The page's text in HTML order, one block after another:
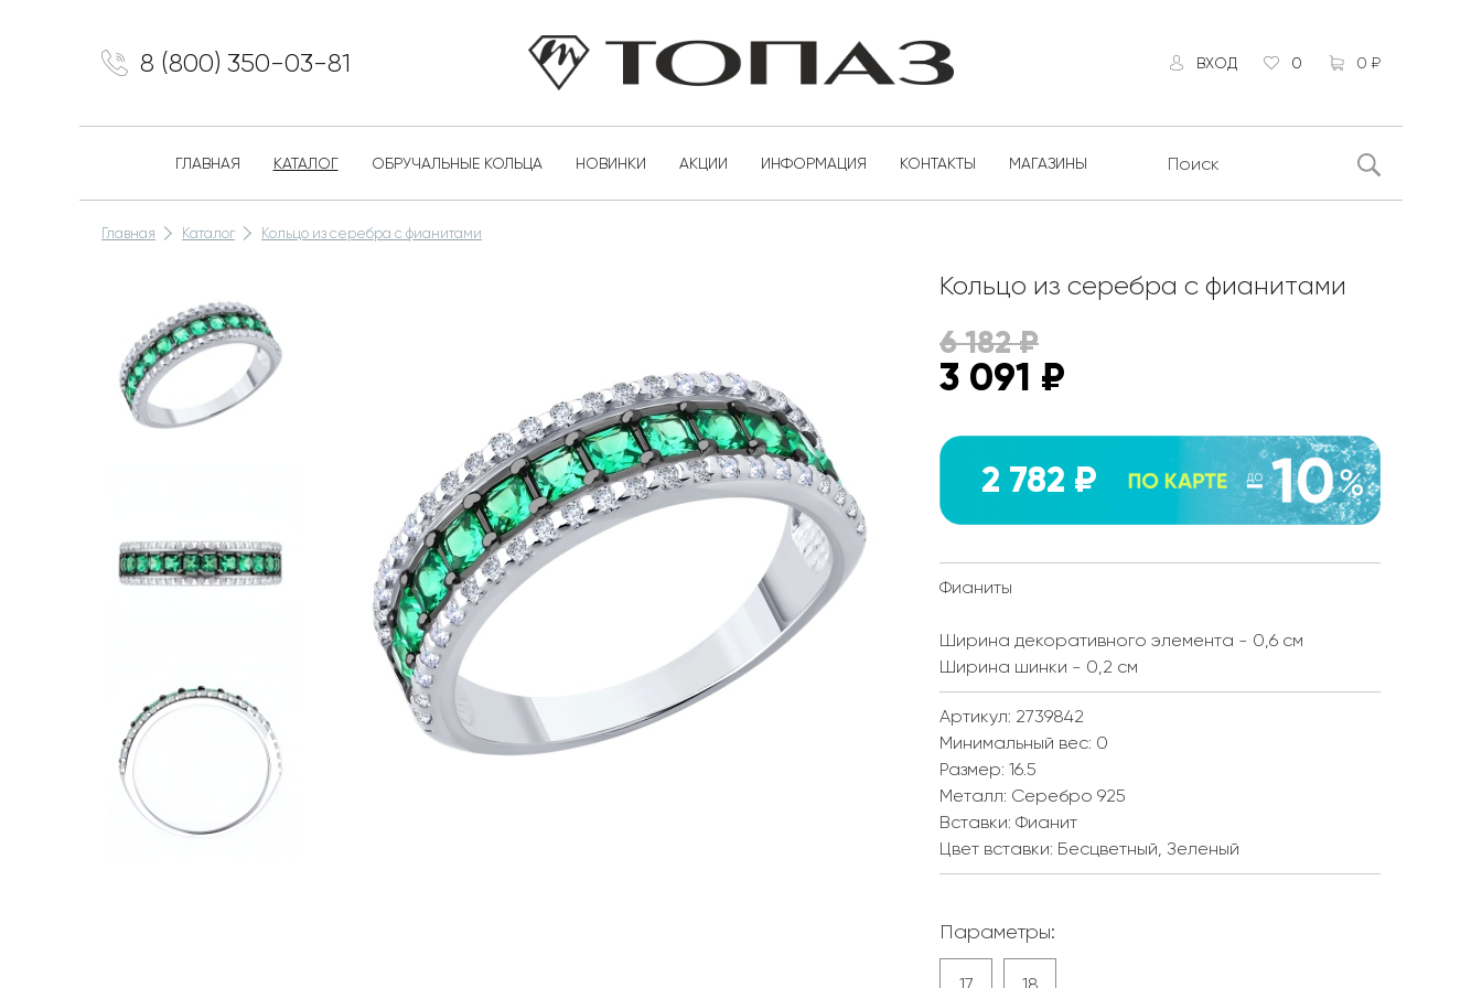
8 (800) 350-03-81 ВХОД 0 0 ₽
ГЛАВНАЯ КАТАЛОГ ОБРУЧАЛЬНЫЕ КОЛЬЦА НОВИНКИ АКЦИИ ИНФОРМАЦИЯ КОНТАКТЫ МАГАЗИНЫ
Главная Каталог Кольцо из серебра с фианитами
Кольцо из серебра с фианитами
6 182₽
3 091 ₽
2 782 ₽
Фианиты
Ширина декоративного элемента - 0,6 см
Ширина шинки - 0,2 см
Артикул: 2739842
Минимальный вес: 0
Размер: 16.5
Металл: Серебро 925
Вставки: Фианит
Цвет вставки: Бесцветный, Зеленый
Параметры: